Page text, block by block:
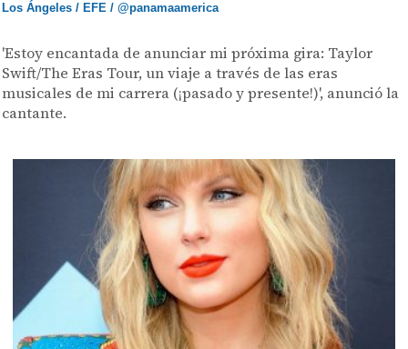
Los Ángeles / EFE / @panamaamerica
'Estoy encantada de anunciar mi próxima gira: Taylor
Swift/The Eras Tour, un viaje a través de las eras
musicales de mi carrera (¡pasado y presente!)', anunció la
cantante.